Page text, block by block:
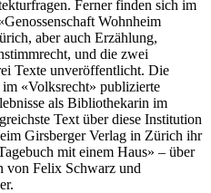
Ferner finden sich im
Wohnheim
aber auch Erzählung,
und die zwei
Texte unveröffentlicht. Die
«Volksrecht» publizierte
als Bibliothekarin im
Text über diese Institution
Girsberger Verlag in Zürich ihr
mit einem Haus» – über
von Felix Schwarz und